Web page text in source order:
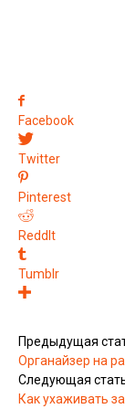
Facebook
Twitter
Pinterest
ReddIt
Tumblr
Предыдущая
Органайзер на
Следующая
Как ухаживать